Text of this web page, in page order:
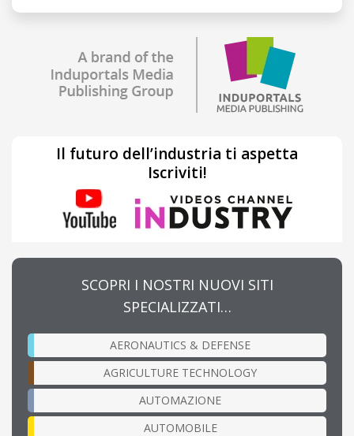
Il futuro dell’industria ti aspetta
Iscriviti!
SCOPRI I NOSTRI NUOVI SITI
SPECIALIZZATI…
AERONAUTICS & DEFENSE
AGRICULTURE TECHNOLOGY
AUTOMAZIONE
AUTOMOBILE